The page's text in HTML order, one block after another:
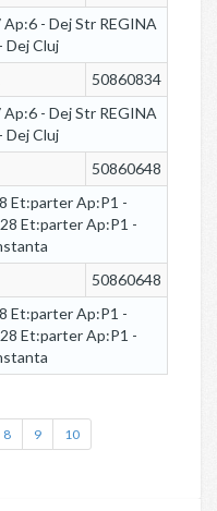
- Dej Str REGINA
Dej Cluj
50860834
- Dej Str REGINA
Dej Cluj
50860648
Et:parter Ap:P1 -
Et:parter Ap:P1 -
50860648
Et:parter Ap:P1 -
Et:parter Ap:P1 -
8 9 10